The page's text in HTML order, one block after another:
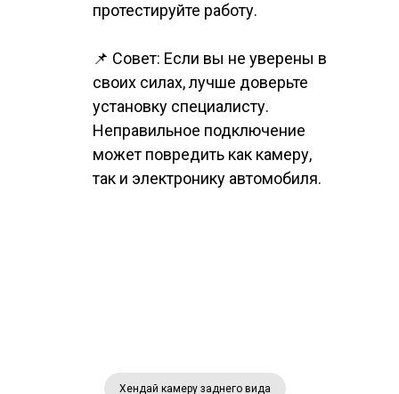
протестируйте работу.
📌 Совет: Если вы не уверены в
своих силах, лучше доверьте
установку специалисту.
Неправильное подключение
может повредить как камеру,
так и электронику автомобиля.
Хендай камеру заднего вида